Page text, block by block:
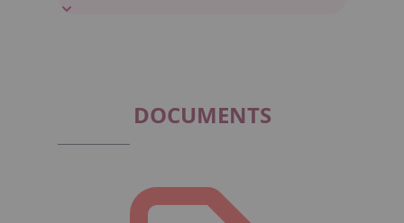
DOCUMENTS